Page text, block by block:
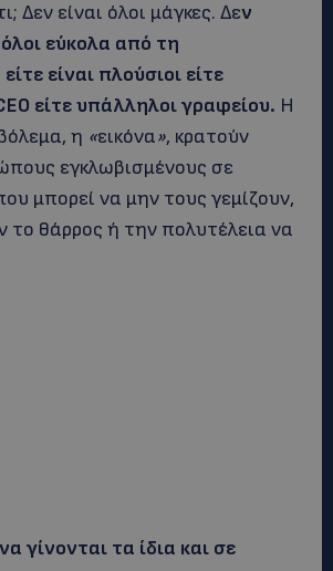
Δεν είναι όλοι μάγκες. Δεν
εύκολα από τη
είναι πλούσιοι είτε
είτε υπάλληλοι γραφείου. Η
η «εικόνα», κρατούν
εγκλωβισμένους σε
μπορεί να μην τους γεμίζουν,
το θάρρος ή την πολυτέλεια να
γίνονται τα ίδια και σε